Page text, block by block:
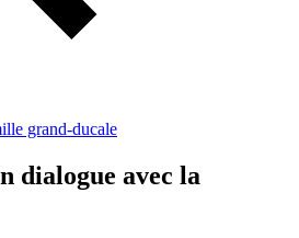
grand-ducale
dialogue avec la